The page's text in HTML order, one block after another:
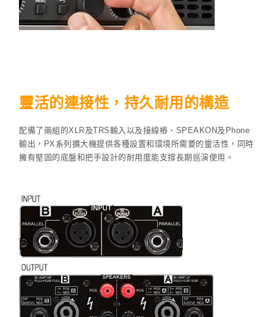
靈活的連接性，持久耐用的構造
配備了兩組的XLR及TRS輸入以及接線樁、SPEAKON及Phone
輸出，PX系列擴大機提供各種設置和環境所需要的靈活性，同時
擁有堅固的底盤和把手設計的耐用度能支撐長期巡演使用。